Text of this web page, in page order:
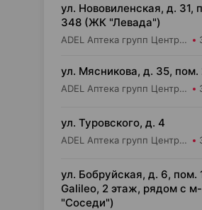
ул. Нововиленская, д. 31,
348 (ЖК "Левада")
ADEL Аптека групп Центр ООО Аптека №85
ул. Мясникова, д. 35, пом.
ADEL Аптека групп Центр ООО Аптека №18
ул. Туровского, д. 4
ADEL Аптека групп Центр ООО Аптека №20
ул. Бобруйская, д. 6, пом.
Galileo, 2 этаж, рядом с
"Соседи")